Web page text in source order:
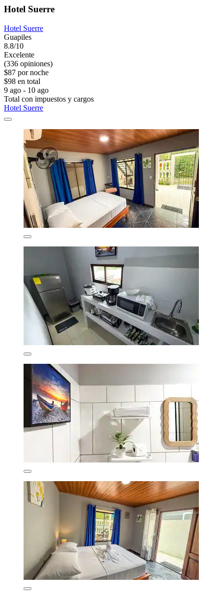
Hotel Suerre
Hotel Suerre
Guapiles
8.8/10
Excelente
(336 opiniones)
$87 por noche
$98 en total
9 ago - 10 ago
Total con impuestos y cargos
Hotel Suerre